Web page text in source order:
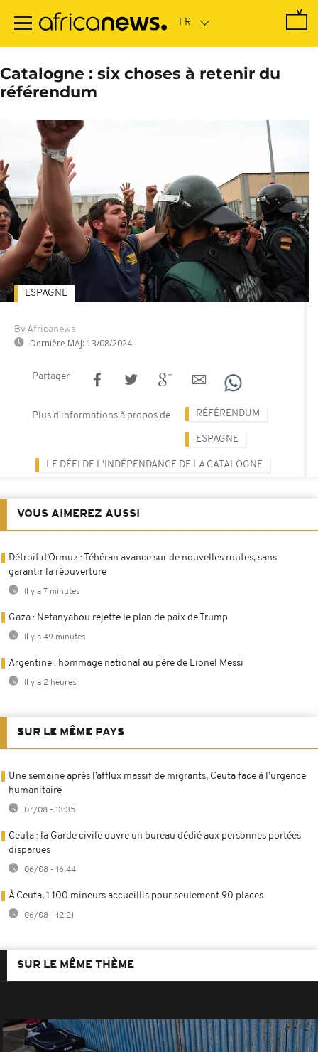
contenu
Catalogne : six choses à retenir du
référendum
By Africanews
Dernière MAJ: 13/08/2024
ESPAGNE
Partager
Plus d'informations à propos de RÉFÉRENDUM
ESPAGNE
LE DÉFI DE L'INDÉPENDANCE DE LA CATALOGNE
VOUS AIMEREZ AUSSI
Détroit d’Ormuz : Téhéran avance sur de nouvelles routes, sans
garantir la réouverture
Il y a 7 minutes
Gaza : Netanyahou rejette le plan de paix de Trump
Il y a 49 minutes
Argentine : hommage national au père de Lionel Messi
Il y a 2 heures
SUR LE MÊME PAYS
Une semaine après l’afflux massif de migrants, Ceuta face à l’urgence
humanitaire
07/08 - 13:35
Ceuta : la Garde civile ouvre un bureau dédié aux personnes portées
disparues
06/08 - 16:44
À Ceuta, 1 100 mineurs accueillis pour seulement 90 places
06/08 - 12:21
SUR LE MÊME THÈME